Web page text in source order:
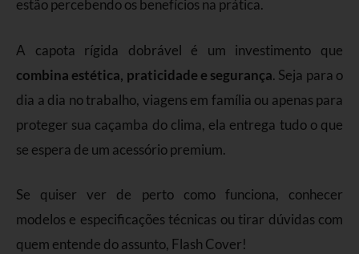
estão percebendo os benefícios na prática.
A capota rígida dobrável é um investimento que
combina estética, praticidade e segurança. Seja para o
dia a dia no trabalho, viagens em família ou apenas para
proteger sua caçamba do clima, ela entrega tudo o que
se espera de um acessório premium.
Se quiser ver de perto como funciona, conhecer
modelos e especificações técnicas ou tirar dúvidas com
quem entende do assunto, Flash Cover!